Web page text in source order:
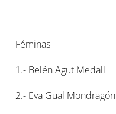
Féminas
1.- Belén Agut Medall
2.- Eva Gual Mondragón